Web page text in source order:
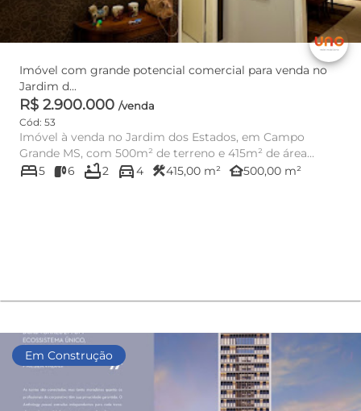
Imóvel com grande potencial comercial para venda no
Jardim d...
R$ 2.900.000 /venda
Cód: 53
Imóvel à venda no Jardim dos Estados, em Campo
Grande MS, com 500m² de terreno e 415m² de área
construída, oferecendo es...
bed5 6 bathtub2 directions_car4 construction415,00 m² other_houses500,00 m²
Em Construção